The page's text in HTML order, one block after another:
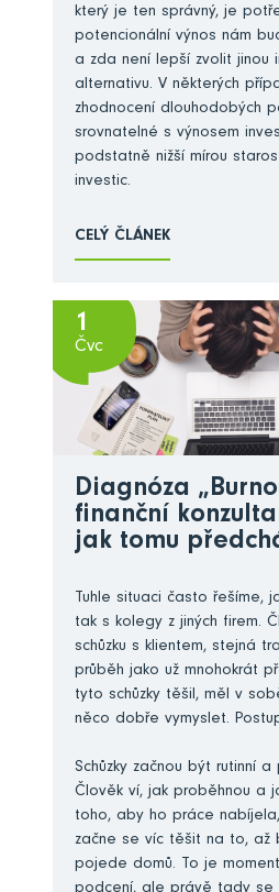
který je ten správný, je
potencionální výnos nám
a zda není lepší zvolit jinou
alternativu. V některých
zhodnocení dlouhodobých
srovnatelné s výnosem
podstatně nižší mírou
investic.
CELÝ ČLÁNEK
1
Čvc
Diagnóza
finanční
jak tomu
Tuhle situaci často řešíme,
tak s kolegy z jiných firem.
schůzku s klientem, stejná
průběh jako už mnohokrát
tyto schůzky těšil, měl v
něco dobře vymyslet.
Schůzky začnou být rutinní
Člověk ví, jak proběhnou a
toho, aby ho práce
začne se víc těšit na to, až
pojede domů. To je